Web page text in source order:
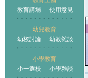
教育講場
使用意見
幼兒教育
幼校討論
幼教雜談
小學教育
小一選校
小學雜談